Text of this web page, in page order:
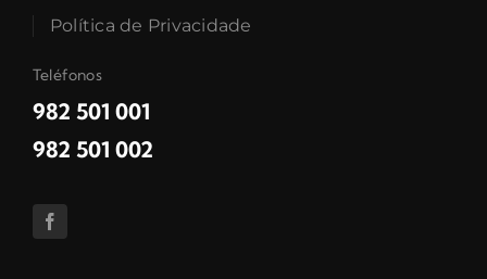
Política de Privacidade
Teléfonos
982 501 001
982 501 002